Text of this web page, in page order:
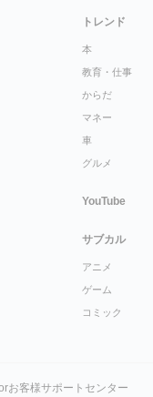
トレンド
本
教育・仕事
からだ
マネー
車
グルメ
YouTube
サブカル
アニメ
ゲーム
コミック
お客様サポートセンター